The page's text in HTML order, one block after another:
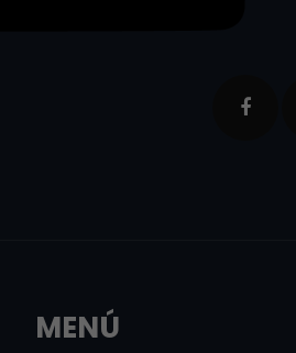
MENÚ